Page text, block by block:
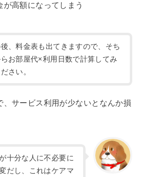
高額になってしまう
後、料金表も出てきますので、そち
らお部屋代×利用日数で計算してみ
さい。
サービス利用が少ないとなんか損
十分な人に不必要に
だし、これはケアマ